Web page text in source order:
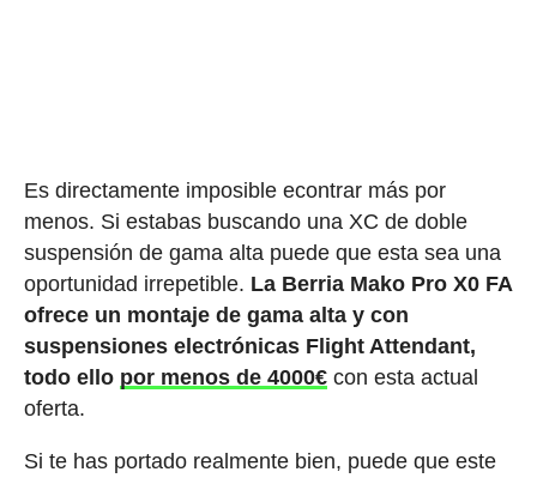
Es directamente imposible econtrar más por
menos. Si estabas buscando una XC de doble
suspensión de gama alta puede que esta sea una
oportunidad irrepetible. La Berria Mako Pro X0 FA
ofrece un montaje de gama alta y con
suspensiones electrónicas Flight Attendant,
todo ello por menos de 4000€ con esta actual
oferta.
Si te has portado realmente bien, puede que este